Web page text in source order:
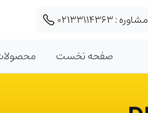
مشاوره :02133114363
صفحه نخست